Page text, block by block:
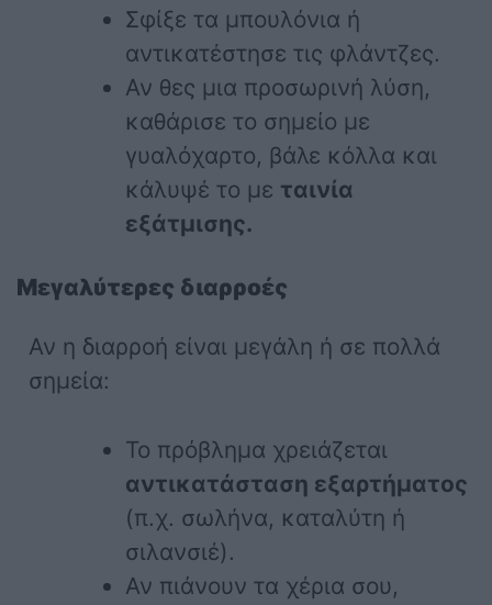
Σφίξε τα μπουλόνια ή
αντικατέστησε τις φλάντζες.
Αν θες μια προσωρινή λύση,
καθάρισε το σημείο με
γυαλόχαρτο, βάλε κόλλα και
κάλυψέ το με ταινία
εξάτμισης.
Μεγαλύτερες διαρροές
Αν η διαρροή είναι μεγάλη ή σε πολλά
σημεία:
Το πρόβλημα χρειάζεται
αντικατάσταση εξαρτήματος
(π.χ. σωλήνα, καταλύτη ή
σιλανσιέ).
Αν πιάνουν τα χέρια σου,